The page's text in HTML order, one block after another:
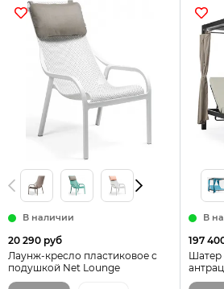
В наличии
20 290 руб
Лаунж-кресло пластиковое с
подушкой Net Lounge
В
197
Шатер